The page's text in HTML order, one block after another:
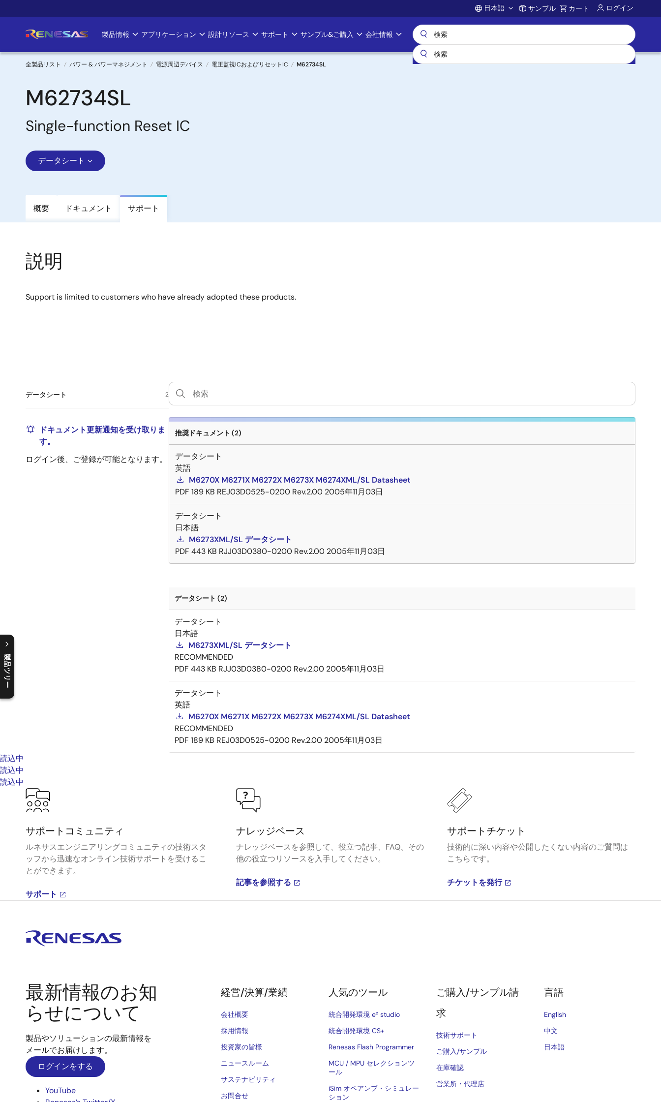
イ
ン
Account
日本語 サンプル カート ログイン
Main
navigation
製品情報 アプリケーション 設計リソース サポート サンプル&ご購入 会社情報
パ
ン
く
ず
全製品リスト パワー & パワーマネジメント 電源周辺デバイス 電圧監視ICおよびリセットIC M62734SL
M62734SL
Single-function Reset IC
データシート
概要 ドキュメント サポート
製品ツリー
C
l
o
s
e
p
r
o
d
u
c
t
t
r
e
e
m
e
n
O
p
e
n
p
r
o
d
u
c
t
t
r
e
e
m
e
n
説明
Support is limited to customers who have already adopted these products.
データシート 2
ドキュメント更新通知を受け取りま
す。
ログイン後、ご登録が可能となります。
推奨ドキュメント (2)
データシート
英語
M6270X M6271X M6272X M6273X M6274XML/SL Datasheet
PDF 189 KB REJ03D0525-0200 Rev.2.00 2005年11月03日
データシート
日本語
M6273XML/SL データシート
PDF 443 KB RJJ03D0380-0200 Rev.2.00 2005年11月03日
データシート (2)
データシート
日本語
M6273XML/SL データシート
RECOMMENDED
PDF 443 KB RJJ03D0380-0200 Rev.2.00 2005年11月03日
データシート
英語
M6270X M6271X M6272X M6273X M6274XML/SL Datasheet
RECOMMENDED
PDF 189 KB REJ03D0525-0200 Rev.2.00 2005年11月03日
読込中
読込中
読込中
サポートコミュニティ
ルネサスエンジニアリングコミュニティの技術スタ
ッフから迅速なオンライン技術サポートを受けるこ
とができます。
サポート
ナレッジベース
ナレッジベースを参照して、役立つ記事、FAQ、その
他の役立つリソースを入手してください。
記事を参照する
サポートチケット
技術的に深い内容や公開したくない内容のご質問は
こちらです。
チケットを発行
最新情報のお知
らせについて
製品やソリューションの最新情報を
メールでお届けします。
ログインをする
YouTube
経営/決算/業績
会社概要
採用情報
投資家の皆様
ニュースルーム
サステナビリティ
お問合せ
人気のツール
統合開発環境 e² studio
統合開発環境 CS+
Renesas Flash Programmer
MCU / MPU セレクションツ
ール
iSim オペアンプ・シミュレー
ション
ご購入/サンプル請
求
技術サポート
ご購入/サンプル
在庫確認
営業所・代理店
言語
English
中文
日本語